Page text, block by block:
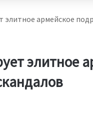
элитное армейское
элитное